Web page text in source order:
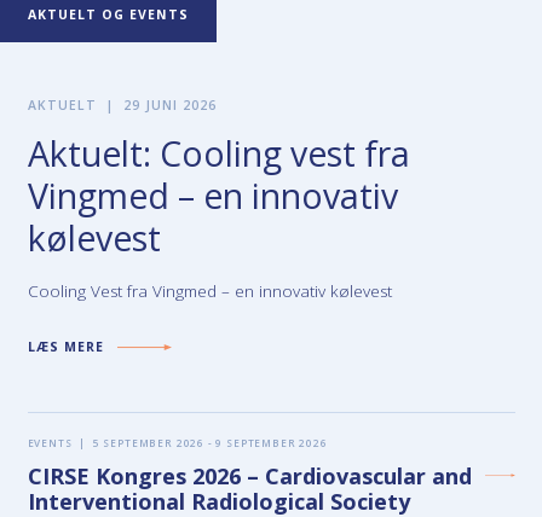
AKTUELT OG EVENTS
AKTUELT | 29 JUNI 2026
Aktuelt: Cooling vest fra
Vingmed – en innovativ
kølevest
Cooling Vest fra Vingmed – en innovativ kølevest
LÆS MERE
EVENTS | 5 SEPTEMBER 2026 - 9 SEPTEMBER 2026
CIRSE Kongres 2026 – Cardiovascular and
Interventional Radiological Society